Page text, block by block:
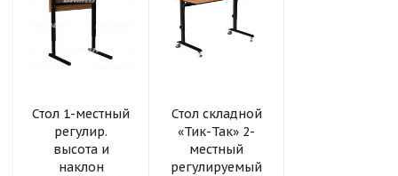
Стол 1-местный
регулир.
высота и
наклон
Стол складной
«Тик-Так» 2-
местный
регулируемый